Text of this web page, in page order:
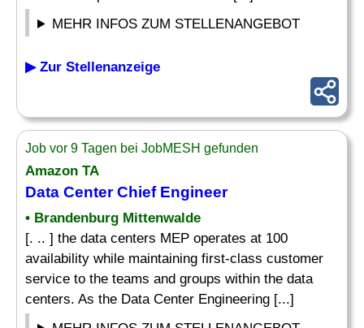
MEHR INFOS ZUM STELLENANGEBOT
▶ Zur Stellenanzeige
Job vor 9 Tagen bei JobMESH gefunden
Amazon TA
Data CenterChiefEngineer
• Brandenburg Mittenwalde
[. .. ] the data centers MEP operates at 100
availability while maintaining first-class customer
service to the teams and groups within the data
centers. As the Data Center Engineering [...]